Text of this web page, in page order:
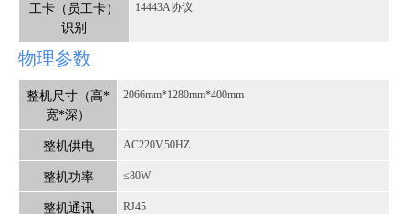
工卡（员工卡）
识别
14443A协议
物理参数
整机尺寸（高*
宽*深）
2066mm*1280mm*400mm
整机供电 AC220V,50HZ
整机功率 ≤80W
整机通讯 RJ45